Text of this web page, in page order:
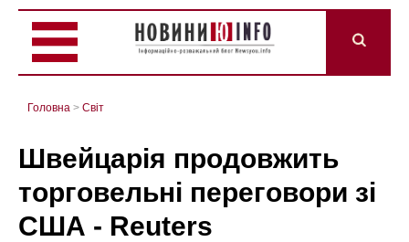
Головна > Світ
Швейцарія продовжить
торговельні переговори зі
США - Reuters